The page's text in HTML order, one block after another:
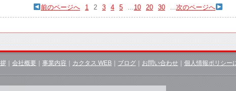
前のページへ 1 2 3 4 5 ...10 20 30 ...次のページへ
会社概要 事業内容 カクタス WEB ブログ お問い合わせ 個人情報ポリシー